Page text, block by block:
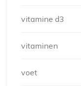
vitamine d3
vitaminen
voet